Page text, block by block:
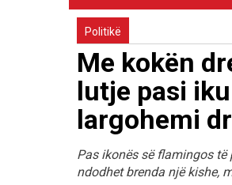
Politikë
Me kokën
lutje pasi
largohemi
Pas ikonës së flamingos të
ndodhet brenda një kishe,